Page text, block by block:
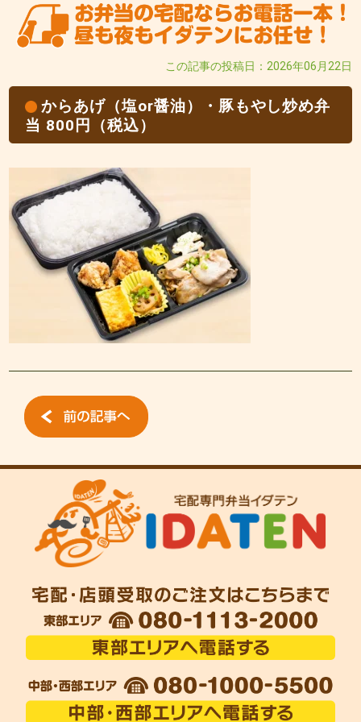
この記事の投稿日：2026年06月22日
からあげ（塩or醤油）・豚もやし炒め弁
当 800円（税込）